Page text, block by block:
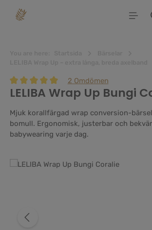
Genomsnittligt betyg på 5 av 5 stjärnor
2 Omdömen
LELIBA Wrap Up Bungi
Mjuk korallfärgad wrap conversion-
bomull. Ergonomisk, justerbar och
babywearing varje dag.
Hoppa över bildgalleri